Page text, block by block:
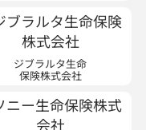
ジブラルタ生命
保険株式会社